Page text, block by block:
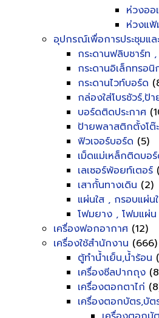
ห่วงออ
ห่วงแ
อุปกรณ์เพื่อการประชุมแล
กระดานฟลิบชาร์ท
กระดานอิเล็กทรอ
กระดานไวท์บอร์ด
กล่องใส่โบรชัวร์,ป้
บอร์ดติดประกาศ
ป้ายพลาสติกตั้งโต๊ะ
ฟิวเจอร์บอร์ด (5)
เม็ดแม่เหล็กติดบ
เลเซอร์พ้อยท์เตอร์
เสากั้นทางเดิน (2)
แผ่นใส , กรอบแผ่น
โฟมยาง , โฟมแผ่น
เครื่องฟอกอากาศ (12)
เครื่องใช้สำนักงาน (666)
ตู้ทำน้ำเย็น,น้ำร้อน
เครื่องซีลปากถุง
เครื่องตอกตาไก่
เครื่องตอกบัตร,บั